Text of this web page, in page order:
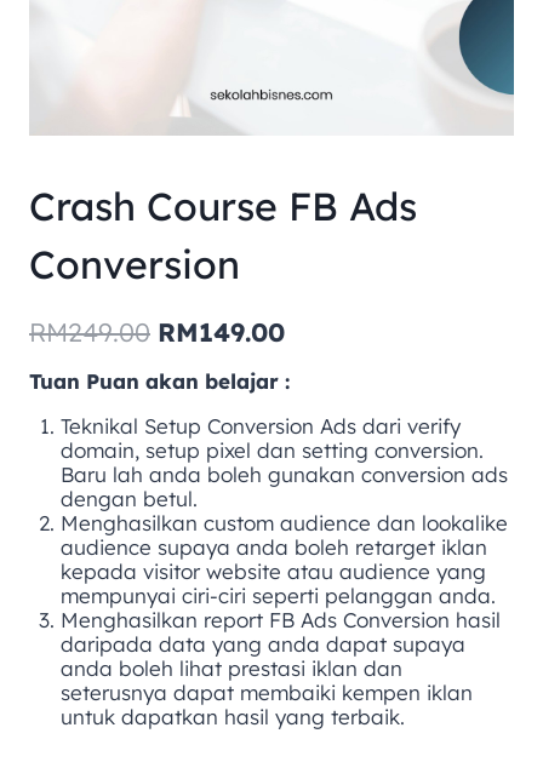
Crash Course FB Ads
Conversion
RM249.00 RM149.00
Tuan Puan akan belajar :
Teknikal Setup Conversion Ads dari verify
domain, setup pixel dan setting conversion.
Baru lah anda boleh gunakan conversion ads
dengan betul.
Menghasilkan custom audience dan lookalike
audience supaya anda boleh retarget iklan
kepada visitor website atau audience yang
mempunyai ciri-ciri seperti pelanggan anda.
Menghasilkan report FB Ads Conversion hasil
daripada data yang anda dapat supaya
anda boleh lihat prestasi iklan dan
seterusnya dapat membaiki kempen iklan
untuk dapatkan hasil yang terbaik.